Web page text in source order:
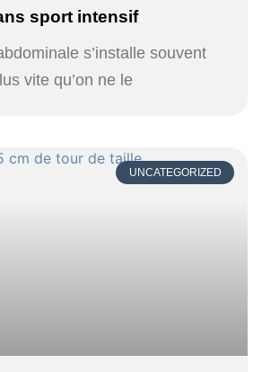
sport intensif
s’installe souvent
vite qu’on ne le
UNCATEGORIZED